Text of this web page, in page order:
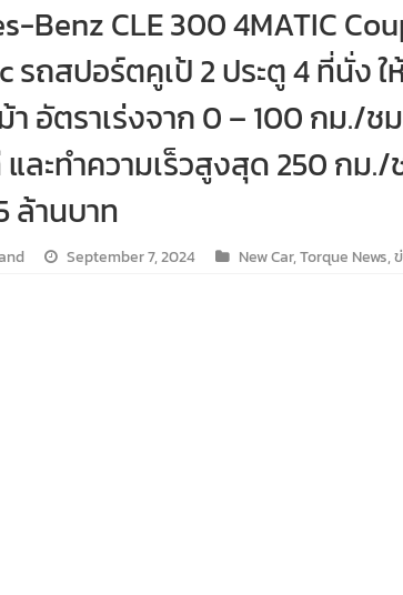
ค! เส้นทางเชียงใหม่-เชียงรายกับ MU-X “THE
V-CROSS 4×4” ไปร่วมกันสร้างถนนขึ้นดอย ส่งท้า
อร์ บุกอีสาน กับกิจกรรม ‘ฟอร์ด เรนเจอร์ แกร่ง…พ
Benz CLE 300 4MATIC
รถสปอร์ตคูเป้ 2 ประตู 4 ที่นั่ง
า อัตราเร่งจาก 0 – 100 กม./ชม
และทำความเร็วสูงสุด 250 กม./
ล้านบาท
September 7, 2024 New Car,Torque News,